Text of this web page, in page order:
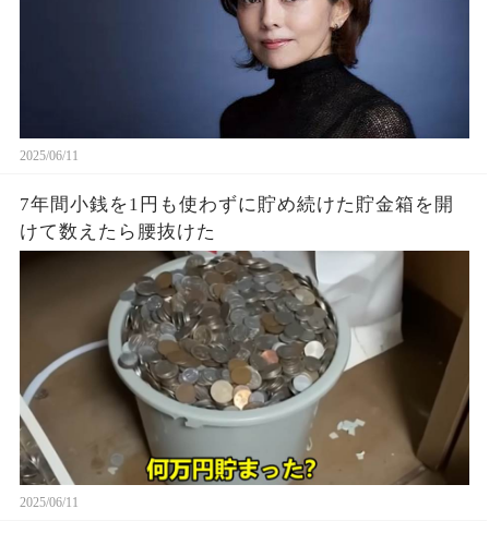
2025/06/11
7年間小銭を1円も使わずに貯め続けた貯金箱を開
けて数えたら腰抜けた
2025/06/11